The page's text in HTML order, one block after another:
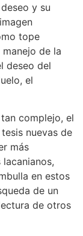
y su
tope
de la
deseo del
el
complejo, el
nuevas de
más
en estos
de un
de otros